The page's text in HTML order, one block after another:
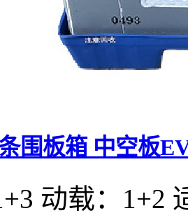
围板箱 中空板
动载：